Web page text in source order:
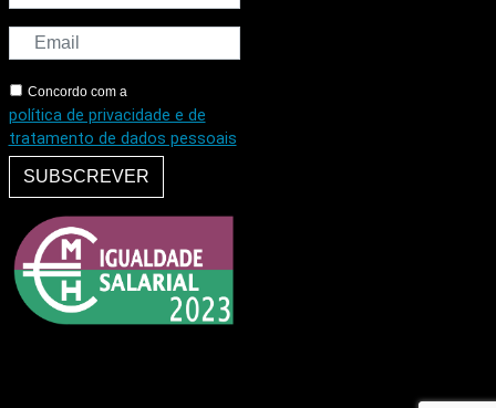
Concordo com a
política de privacidade e de
tratamento de dados pessoais
SUBSCREVER